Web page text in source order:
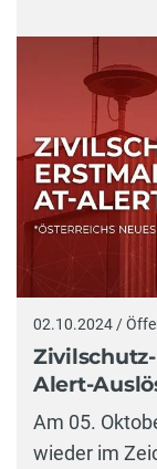
02.10.2024 /
Alert-
Am 05.
wieder im